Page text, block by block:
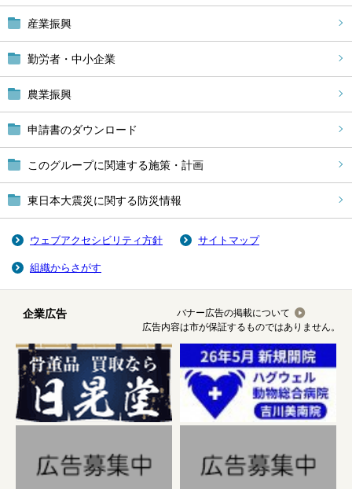
産業振興
勤労者・中小企業
農業振興
申請書のダウンロード
このグループに関連する施策・計画
東日本大震災に関する防災情報
ウェブアクセシビリティ方針 サイトマップ
組織からさがす
企業広告
バナー広告の掲載について
広告内容は市が保証するものではありません。